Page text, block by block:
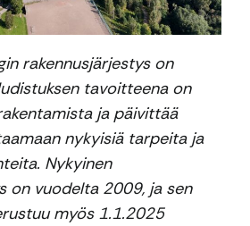
rakennusjärjestys on
tavoitteena on
ja päivittää
nykyisiä tarpeita ja
Nykyinen
on vuodelta 2009, ja sen
myös 1.1.2025